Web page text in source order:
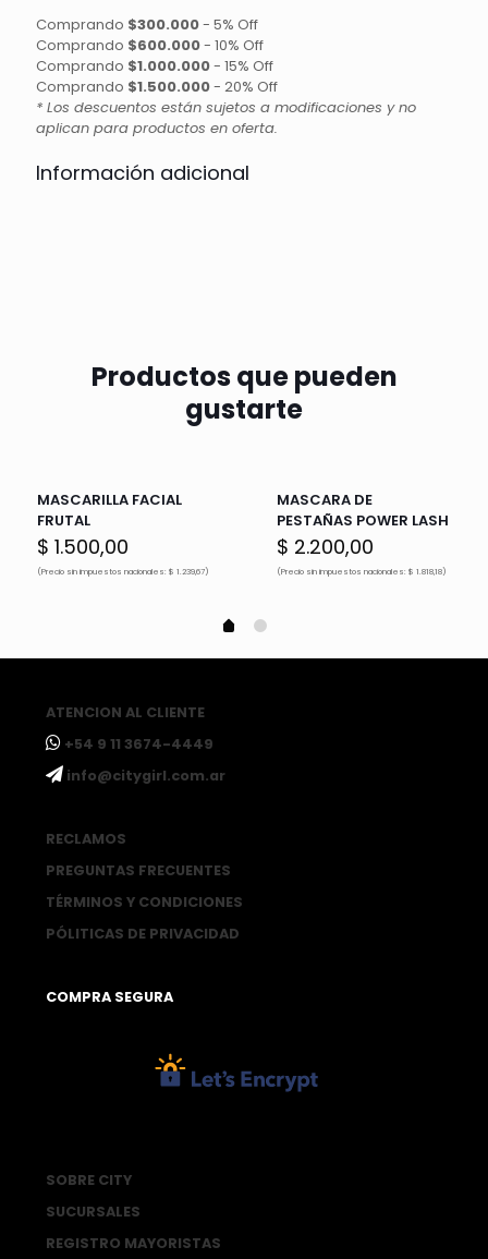
Comprando $300.000- 5% Off
Comprando $600.000- 10% Off
Comprando $1.000.000- 15% Off
Comprando $1.500.000- 20% Off
* Los descuentos están sujetos a modificaciones y no
aplican para productos en oferta.
Información adicional
Productos que pueden
gustarte
MASCARILLA FACIAL
FRUTAL
$ 1.500,00
(Precio sin impuestos nacionales: $ 1.239,67)
MASCARA DE
PESTAÑAS POWER LASH
$ 2.200,00
(Precio sin impuestos nacionales: $ 1.818,18)
ATENCION AL CLIENTE
ㅤ+54 9 11 3674-4449
ㅤinfo@citygirl.com.ar
RECLAMOS
PREGUNTAS FRECUENTES
TÉRMINOS Y CONDICIONES
PÓLITICAS DE PRIVACIDAD
COMPRA SEGURA
SUCURSALES
REGISTRO MAYORISTAS